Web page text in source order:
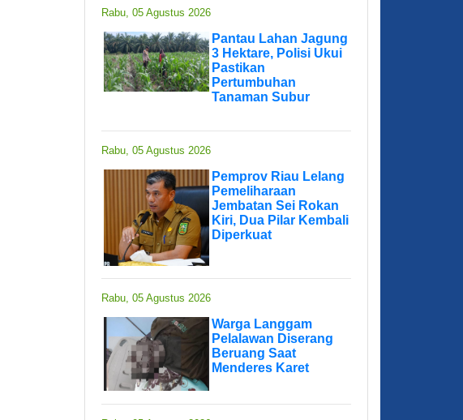
Rabu, 05 Agustus 2026
Pantau Lahan Jagung
3 Hektare, Polisi Ukui
Pastikan
Pertumbuhan
Tanaman Subur
Rabu, 05 Agustus 2026
Pemprov Riau Lelang
Pemeliharaan
Jembatan Sei Rokan
Kiri, Dua Pilar Kembali
Diperkuat
Rabu, 05 Agustus 2026
Warga Langgam
Pelalawan Diserang
Beruang Saat
Menderes Karet